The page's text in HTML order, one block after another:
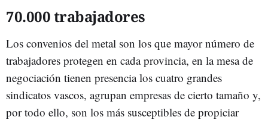
70.000 trabajadores
Los convenios del metal son los que mayor número de
trabajadores protegen en cada provincia, en la mesa de
negociación tienen presencia los cuatro grandes
sindicatos vascos, agrupan empresas de cierto tamaño y,
por todo ello, son los más susceptibles de propiciar